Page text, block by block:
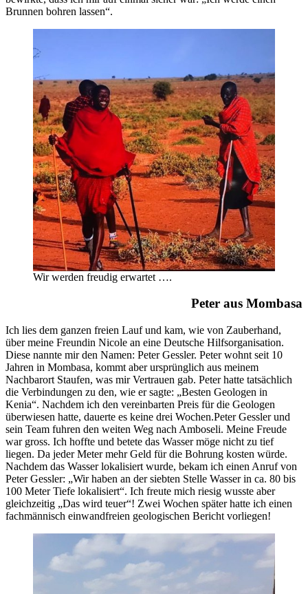
Brunnen bohren lassen“.
Wir werden freudig erwartet ….
Peter aus Mombasa
Ich lies dem ganzen freien Lauf und kam, wie von Zauberhand,
über meine Freundin Nicole an eine Deutsche Hilfsorganisation.
Diese nannte mir den Namen: Peter Gessler. Peter wohnt seit 10
Jahren in Mombasa, kommt aber ursprünglich aus meinem
Nachbarort Staufen, was mir Vertrauen gab. Peter hatte tatsächlich
die Verbindungen zu den, wie er sagte: „Besten Geologen in
Kenia“. Nachdem ich den vereinbarten Preis für die Geologen
überwiesen hatte, dauerte es keine drei Wochen.Peter Gessler und
sein Team fuhren den weiten Weg nach Amboseli. Meine Freude
war gross. Ich hoffte und betete das Wasser möge nicht zu tief
liegen. Da jeder Meter mehr Geld für die Bohrung kosten würde.
Nachdem das Wasser lokalisiert wurde, bekam ich einen Anruf von
Peter Gessler: „Wir haben an der siebten Stelle Wasser in ca. 80 bis
100 Meter Tiefe lokalisiert“. Ich freute mich riesig wusste aber
gleichzeitig „Das wird teuer“! Zwei Wochen später hatte ich einen
fachmännisch einwandfreien geologischen Bericht vorliegen!